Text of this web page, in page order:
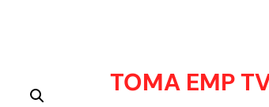
TOMA EMP